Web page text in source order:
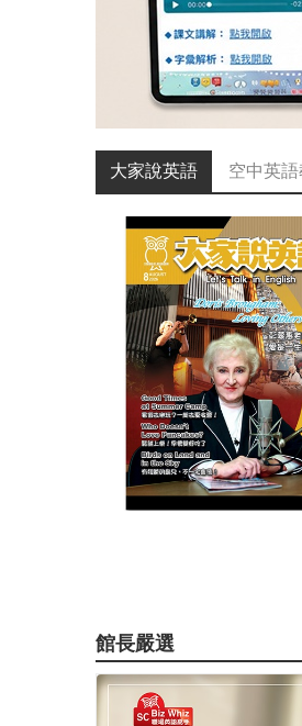
大家說英語 空中英語
館長嚴選